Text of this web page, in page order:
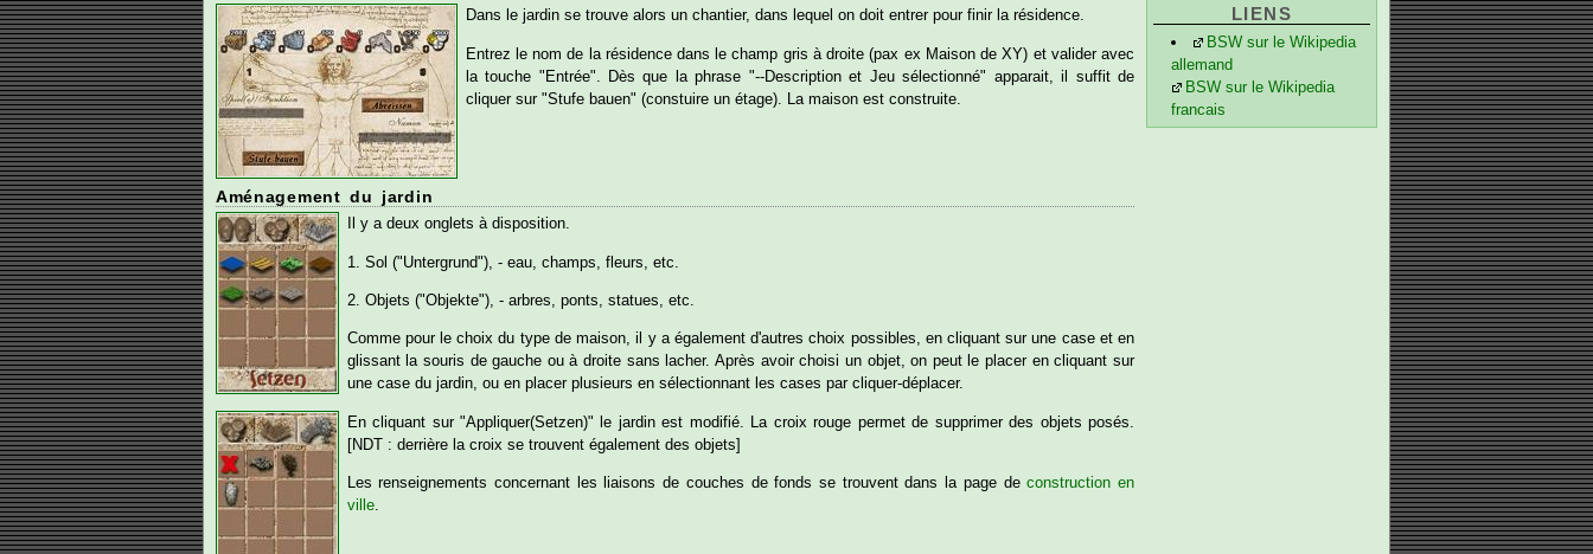
LIENS
BSW sur le Wikipedia
allemand
BSW sur le Wikipedia
francais
Dans le jardin se trouve alors un chantier, dans lequel on doit entrer pour finir la résidence.
Entrez le nom de la résidence dans le champ gris à droite (pax ex Maison de XY) et valider avec
la touche "Entrée". Dès que la phrase "--Description et Jeu sélectionné" apparait, il suffit de
cliquer sur "Stufe bauen" (constuire un étage). La maison est construite.
Aménagement du jardin
Il y a deux onglets à disposition.
1. Sol ("Untergrund"), - eau, champs, fleurs, etc.
2. Objets ("Objekte"), - arbres, ponts, statues, etc.
Comme pour le choix du type de maison, il y a également d'autres choix possibles, en cliquant sur une case et en
glissant la souris de gauche ou à droite sans lacher. Après avoir choisi un objet, on peut le placer en cliquant sur
une case du jardin, ou en placer plusieurs en sélectionnant les cases par cliquer-déplacer.
En cliquant sur "Appliquer(Setzen)" le jardin est modifié. La croix rouge permet de supprimer des objets posés.
[NDT : derrière la croix se trouvent également des objets]
Les renseignements concernant les liaisons de couches de fonds se trouvent dans la page deconstruction en
ville.